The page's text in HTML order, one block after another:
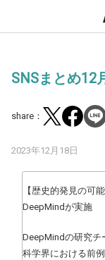
SNSまとめ12
share：
2023年12月18日
【歴史的発見の可
DeepMindが実施
DeepMindの研究チ
科学界における前